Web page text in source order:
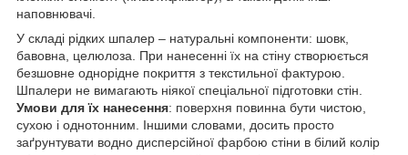
наповнювачі.
У складі рідких шпалер – натуральні компоненти: шовк,
бавовна, целюлоза. При нанесенні їх на стіну створюється
безшовне однорідне покриття з текстильної фактурою.
Шпалери не вимагають ніякої спеціальної підготовки стін.
Умови для їх нанесення: поверхня повинна бути чистою,
сухою і однотонним. Іншими словами, досить просто
заґрунтувати водно дисперсійної фарбою стіни в білий колір